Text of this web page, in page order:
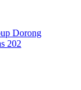
Dorong
202